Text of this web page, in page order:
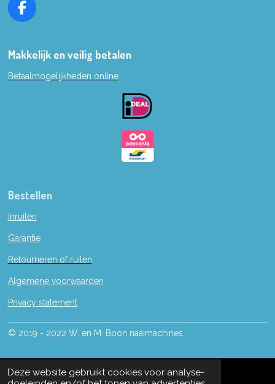
Deze website gebruikt cookies voor analyse-
F
e
o
Makkelijk en veilig betalen
Betaalmogelijkheden online
Bestellen
Inruilen
Garantie
Retourneren of ruilen
Algemene voorwaarden
Privacy statement
© 2019 - 2022 W. en M. Boon naaimachines.